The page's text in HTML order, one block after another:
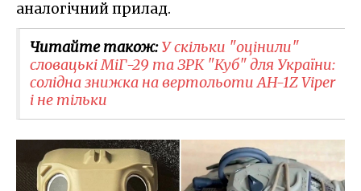
аналогічний прилад.
Читайте також:У скільки "оцінили"
словацькі МіГ-29 та ЗРК "Куб" для України:
солідна знижка на вертольоти AH-1Z Viper
і не тільки